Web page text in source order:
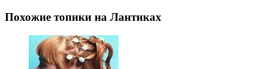
Похожие топики на Лантиках